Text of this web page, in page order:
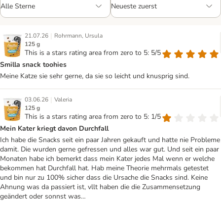
21.07.26 | Rohrmann, Ursula
125 g
This is a stars rating area from zero to 5: 5/5
Smilla snack toohies
Meine Katze sie sehr gerne, da sie so leicht und knusprig sind.
03.06.26 | Valeria
125 g
This is a stars rating area from zero to 5: 1/5
Mein Kater kriegt davon Durchfall
Ich habe die Snacks seit ein paar Jahren gekauft und hatte nie Probleme
damit. Die wurden gerne gefressen und alles war gut. Und seit ein paar
Monaten habe ich bemerkt dass mein Kater jedes Mal wenn er welche
bekommen hat Durchfall hat. Hab meine Theorie mehrmals getestet
und bin nur zu 100% sicher dass die Ursache die Snacks sind. Keine
Ahnung was da passiert ist, vllt haben die die Zusammensetzung
geändert oder sonnst was…